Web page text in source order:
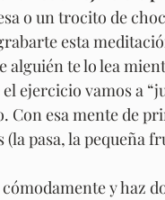
o un trocito de
esta
alguién te lo lea
ejercicio vamos a
Con esa mente de
(la pasa, la pequeña
y haz